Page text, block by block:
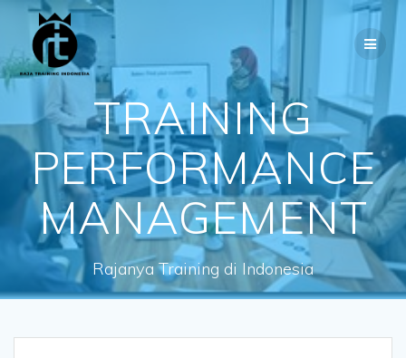
content
TRAINING
PERFORMANCE
MANAGEMENT
Rajanya Training di Indonesia